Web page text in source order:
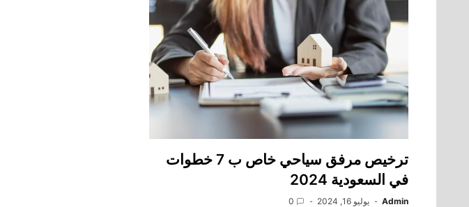
ترخيص مرفق سياحي خاص ب 7 خطوات
في السعودية 2024
Admin يوليو 16, 2024 0